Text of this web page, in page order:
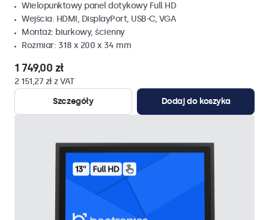
Wielopunktowy panel dotykowy Full HD
Wejścia: HDMI, DisplayPort, USB-C, VGA
Montaż: biurkowy, ścienny
Rozmiar: 318 x 200 x 34 mm
1 749,00 zł
2 151,27 zł z VAT
Szczegóły
Dodaj do koszyka